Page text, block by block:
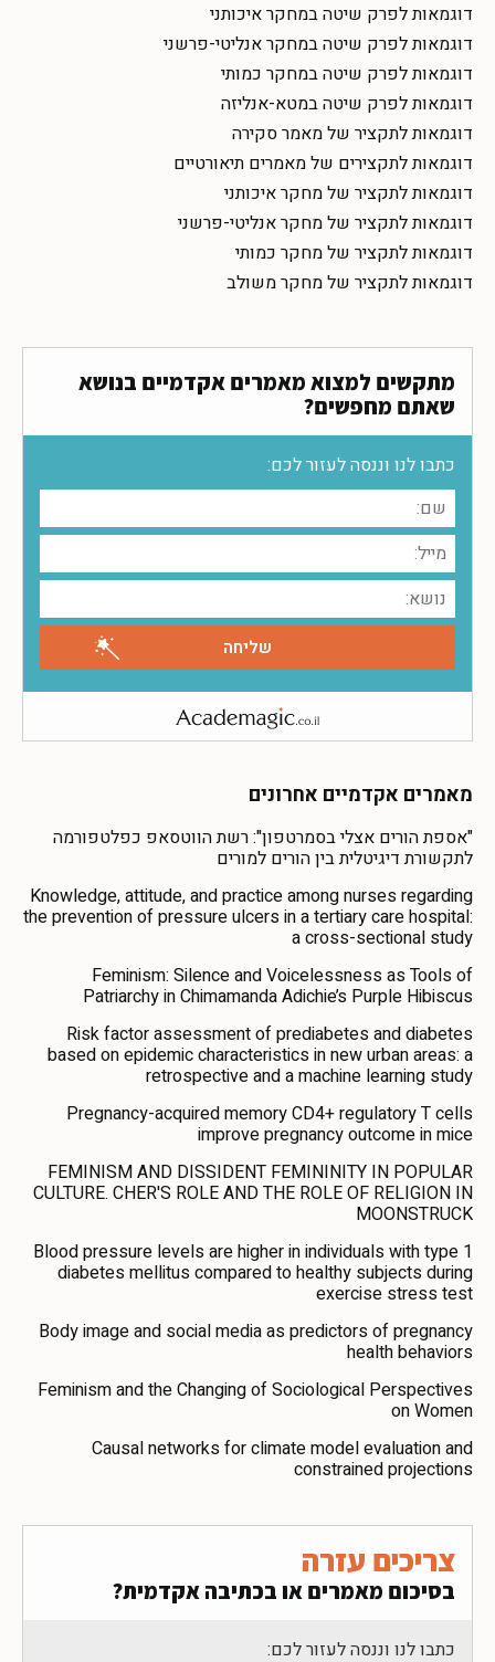
דוגמאות לפרק שיטה במחקר איכותני
דוגמאות לפרק שיטה במחקר אנליטי-פרשני
דוגמאות לפרק שיטה במחקר כמותי
דוגמאות לפרק שיטה במטא-אנליזה
דוגמאות לתקציר של מאמר סקירה
דוגמאות לתקצירים של מאמרים תיאורטיים
דוגמאות לתקציר של מחקר איכותני
דוגמאות לתקציר של מחקר אנליטי-פרשני
דוגמאות לתקציר של מחקר כמותי
דוגמאות לתקציר של מחקר משולב
מתקשים למצוא מאמרים אקדמיים בנושא
שאתם מחפשים?
כתבו לנו וננסה לעזור לכם:
מאמרים אקדמיים אחרונים
"אספת הורים אצלי בסמרטפון": רשת הווטסאפ כפלטפורמה
לתקשורת דיגיטלית בין הורים למורים
Knowledge, attitude, and practice among nurses regarding
the prevention of pressure ulcers in a tertiary care hospital:
a cross-sectional study
Feminism: Silence and Voicelessness as Tools of
Patriarchy in Chimamanda Adichie’s Purple Hibiscus
Risk factor assessment of prediabetes and diabetes
based on epidemic characteristics in new urban areas: a
retrospective and a machine learning study
Pregnancy-acquired memory CD4+ regulatory T cells
improve pregnancy outcome in mice
FEMINISM AND DISSIDENT FEMININITY IN POPULAR
CULTURE. CHER'S ROLE AND THE ROLE OF RELIGION IN
MOONSTRUCK
Blood pressure levels are higher in individuals with type 1
diabetes mellitus compared to healthy subjects during
exercise stress test
Body image and social media as predictors of pregnancy
health behaviors
Feminism and the Changing of Sociological Perspectives
on Women
Causal networks for climate model evaluation and
constrained projections
צריכים עזרה
בסיכום מאמרים או בכתיבה אקדמית?
כתבו לנו וננסה לעזור לכם: